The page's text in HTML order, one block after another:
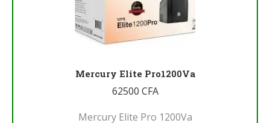
Mercury Elite Pro1200Va
62500 CFA
Mercury Elite Pro 1200Va